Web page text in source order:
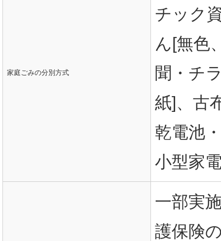
家庭ごみの分別方式
チック
ん[無色
聞・チ
紙]、古
乾電池
小型家
一部実
護保険